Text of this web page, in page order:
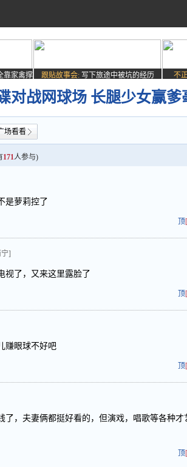
靠家禽撑
跟贴故事会: 写下旅途中被坑的经历 不
对战网球场 长腿少女赢爹
场看看
171人参与)
是萝莉控了
顶
]
视了，又来这里露脸了
顶
赚眼球不好吧
顶
了，夫妻俩都挺好看的，但演戏，唱歌等各种
顶